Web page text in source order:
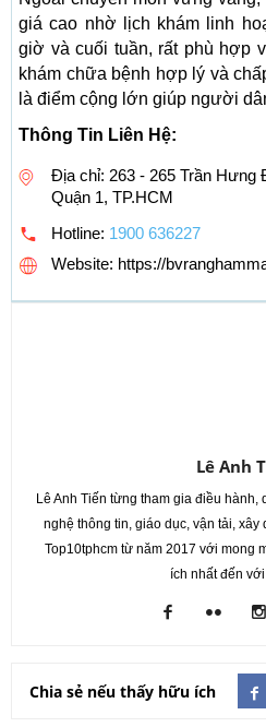
giá cao nhờ lịch khám linh
giờ và cuối tuần, rất phù hợp
khám chữa bệnh hợp lý và
là điểm cộng lớn giúp người
Thông Tin Liên Hệ:
Địa chỉ: 263 - 265 Trần Hưng
Quận 1, TP.HCM
Hotline: 1900 636227
Website: https://
Lê Anh
Lê Anh Tiến từng tham gia điều
nghệ thông tin, giáo dục, vận tải, xây
Top10tphcm từ năm 2017 với mong
ích nhất đến
Chia sẻ nếu thấy hữu ích